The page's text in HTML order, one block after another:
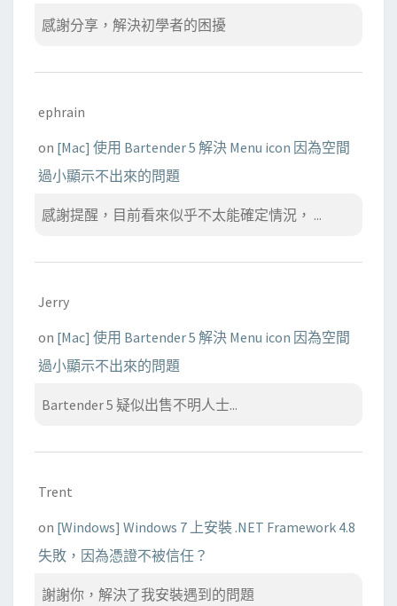
感謝分享，解決初學者的困擾
ephrain
on [Mac] 使用 Bartender 5 解決 Menu icon 因為空間
過小顯示不出來的問題
感謝提醒，目前看來似乎不太能確定情況， ...
Jerry
on [Mac] 使用 Bartender 5 解決 Menu icon 因為空間
過小顯示不出來的問題
Bartender 5 疑似出售不明人士...
Trent
on [Windows] Windows 7 上安裝 .NET Framework 4.8
失敗，因為憑證不被信任？
謝謝你，解決了我安裝遇到的問題